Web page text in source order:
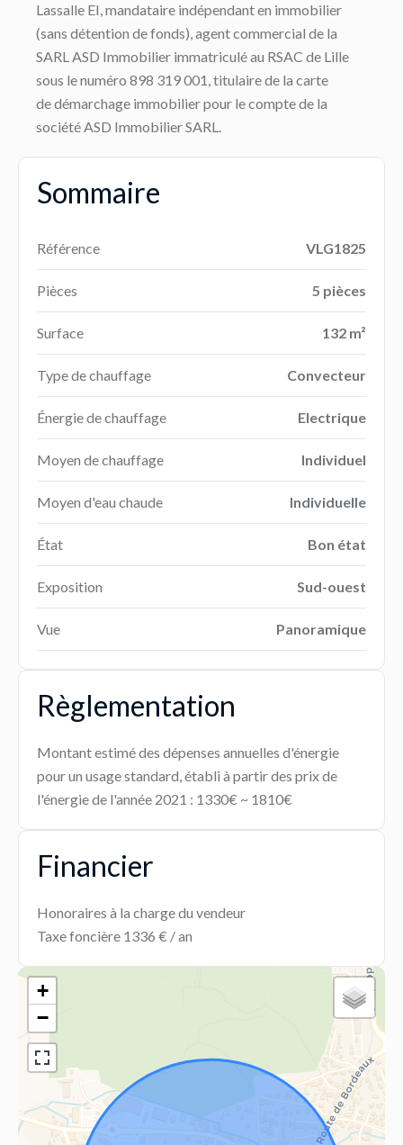
Lassalle EI, mandataire indépendant en immobilier
(sans détention de fonds), agent commercial de la
SARL ASD Immobilier immatriculé au RSAC de Lille
sous le numéro 898 319 001, titulaire de la carte
de démarchage immobilier pour le compte de la
société ASD Immobilier SARL.
Sommaire
Référence VLG1825
Pièces 5 pièces
Surface 132 m²
Type de chauffage Convecteur
Énergie de chauffage Electrique
Moyen de chauffage Individuel
Moyen d'eau chaude Individuelle
État Bon état
Exposition Sud-ouest
Vue Panoramique
Règlementation
Montant estimé des dépenses annuelles d'énergie
pour un usage standard, établi à partir des prix de
l'énergie de l'année 2021 : 1330€ ~ 1810€
Financier
Honoraires à la charge du vendeur
Taxe foncière 1336 € / an
+
−